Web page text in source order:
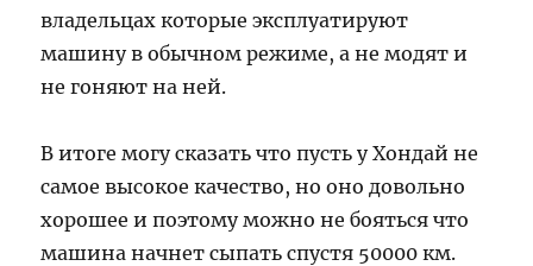
владельцах которые эксплуатируют
машину в обычном режиме, а не модят и
не гоняют на ней.
В итоге могу сказать что пусть у Хондай не
самое высокое качество, но оно довольно
хорошее и поэтому можно не бояться что
машина начнет сыпать спустя 50000 км.